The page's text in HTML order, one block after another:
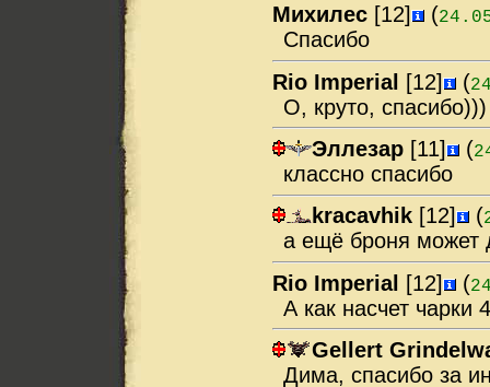
Михилес [12] (
Спасибо
Rio Imperial
[12] (
О, круто, спасибо)))
Эллезар [11] (
классно спасибо
kracavhik [12] (
а ещё броня может
Rio Imperial [12] (
А как насчет чарки
Gellert
Дима, спасибо за